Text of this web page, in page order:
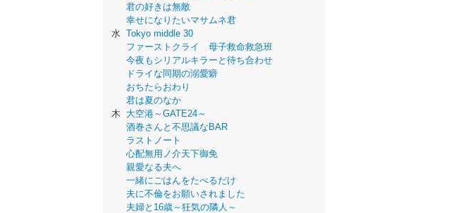
君の好きは無敵
幸せになりたいマサムネ君
水 Tokyo middle 30
ファーストクライ 母子救命救急班
今夜もシリアルキラーと待ち合わせ
ドライな同期の溺愛癖
おちたらおわり
君は夏のなか
木
大空港～GATE24～
酒巻さんと不思議なBAR
ラストノート
心配無用ノ介天下御免
親愛なる夫へ
一緒にごはんをたべるだけ
夫に不倫をお願いされました
夫婦と16歳～狂気の隣人～